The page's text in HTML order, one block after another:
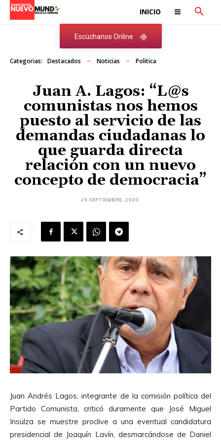
INICIO
Escúchanos Online
Categorias: Destacados Noticias Politica
Juan A. Lagos: “L@s
comunistas nos hemos
puesto al servicio de las
demandas ciudadanas lo
que guarda directa
relación con un nuevo
concepto de democracia”
26 SEPTIEMBRE, 2020
Juan Andrés Lagos, integrante de la comisión política del
Partido Comunista, criticó duramente que José Miguel
Insulza se muestre proclive a una eventual candidatura
presidencial de Joaquín Lavín, desmarcándose de Daniel